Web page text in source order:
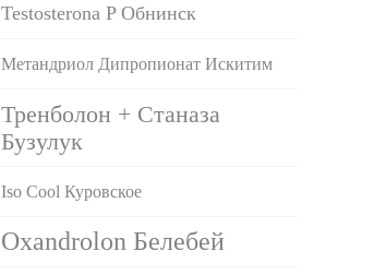
Testosterona P Обнинск
Метандриол Дипропионат Искитим
Тренболон + Станаза
Бузулук
Iso Cool Куровское
Oxandrolon Белебей